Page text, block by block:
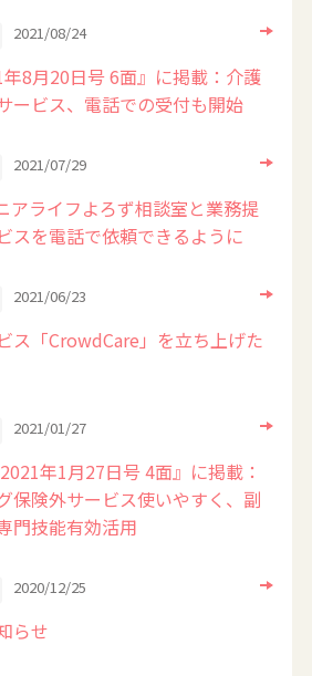
2021/08/24
年8月20日号 6面』に掲載：介護
ービス、電話での受付も開始
2021/07/29
アライフよろず相談室と業務提
スを電話で依頼できるように
2021/06/23
ス「CrowdCare」を立ち上げた
2021/01/27
年1月27日号 4面』に掲載：
保険外サービス使いやすく、副
門技能有効活用
2020/12/25
らせ